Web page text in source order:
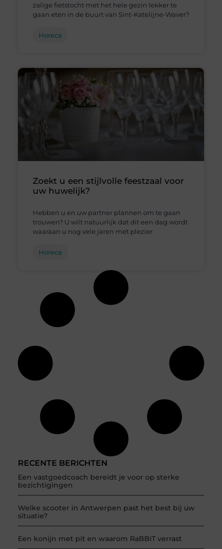
RECENTE BERICHTEN
Een vastgoedcoach bereidt je voor op sterke
bezichtigingen
Welke scooter in Antwerpen past het best bij uw
situatie?
Een konijn met pit en waarom RaBBiT verrast
zalige fietstocht met het hele gezin lekker te
gaan eten in de buurt van Sint-Katelijne-Waver?
Horeca
Zoekt u een stijlvolle feestzaal voor
uw huwelijk?
Hebben u en uw partner plannen om te gaan
trouwen? U wilt natuurlijk dat dit een dag wordt
waaraan u nog vele jaren met plezier
Horeca